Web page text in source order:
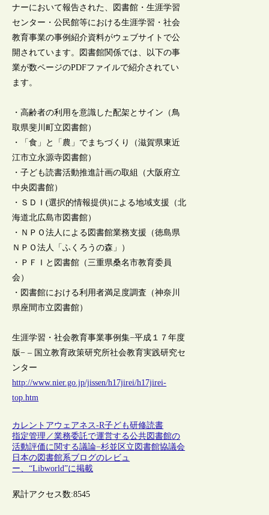
ナーにおいて報告された、図書館・生涯学習
センター・公民館等における生涯学習・社会
教育事業の事例紹介資料がウェブサイトで公
開されています。図書館関係では、以下の事
業が数ページのPDFファイルで紹介されてい
ます。
・高齢者の利用を意識した配架とサイン（鳥
取県斐川町立図書館）
・「食」と「農」でまちづくり（滋賀県東近
江市立永源寺図書館）
・子ども読書活動推進計画の取組（大阪府立
中央図書館）
・ＳＤＩ(選択的情報提供)による地域支援（北
海道北広島市図書館）
・ＮＰＯ法人による図書館業務支援（徳島県
ＮＰＯ法人「ふくろうの森」）
・ＰＦＩと図書館（三重県桑名市教育委員
会）
・図書館における利用者満足度調査（神奈川
県座間市立図書館）
生涯学習・社会教育事業事例集−平成１７年度
版− – 国立教育政策研究所社会教育実践研究セ
ンター
http://www.nier.go.jp/jissen/h17jirei/h17jirei-
top.htm
カレントアウェアネス-R子ども研修読書
指定管理／業務委託で運営する公共図書館の
活動評価に関する議論−杉並区立図書館協議会
日本の図書館系ブログのレビュ
ー、“Libworld”に掲載
累計アクセス数:8545